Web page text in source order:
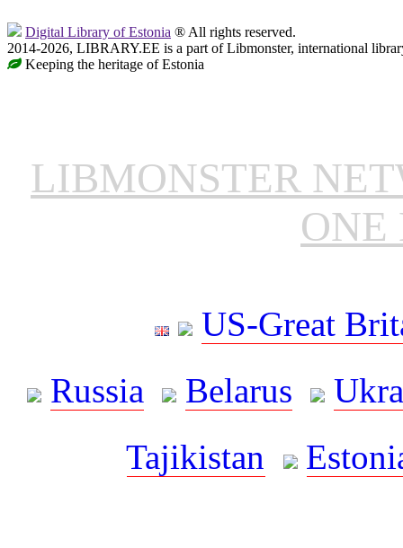
Digital Library of Estonia ® All rights reserved.
2014-2026, LIBRARY.EE is a part of Libmonster, international
Keeping the heritage of Estonia
LIBMONSTER
ONE
US-Great
Russia
Belarus
Tajikistan